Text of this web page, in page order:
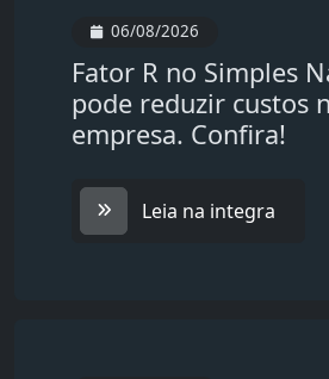
06/08/2026
Fator R no Simples
pode reduzir custos
empresa. Confira!
Leia na integra